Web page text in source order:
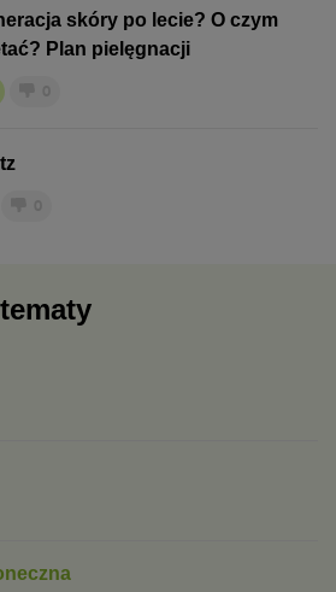
skóry po lecie? O czym
Plan pielęgnacji